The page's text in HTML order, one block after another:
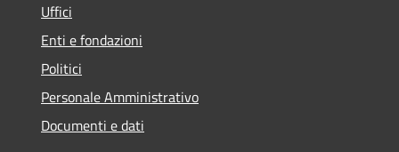
Uffici
Enti e fondazioni
Politici
Personale Amministrativo
Documenti e dati